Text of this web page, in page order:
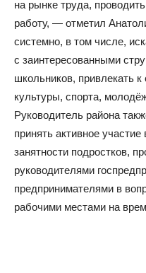
на рынке труда,
работу, — отметил
системно, в том числе,
с заинтересованными
школьников, привлекать
культуры, спорта,
Руководитель района
принять активное
занятности подростков,
руководителями
предпринимателями в
рабочими местами на